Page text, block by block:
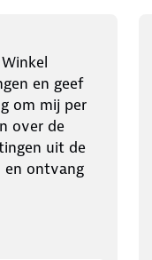
en geef
om mij per
over de
uit de
en ontvang